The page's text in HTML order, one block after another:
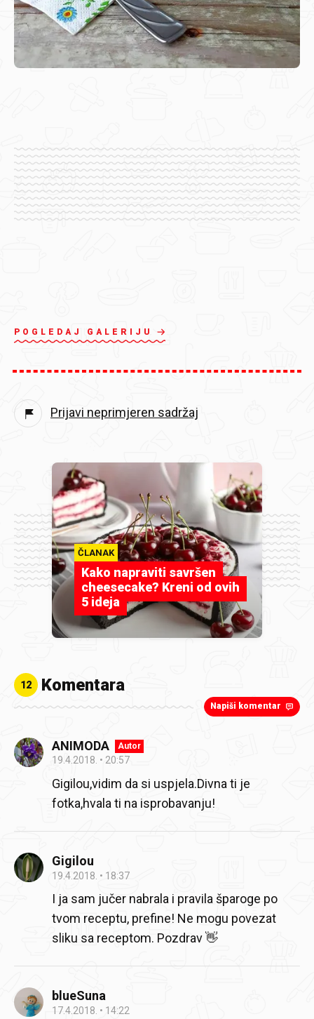
POGLEDAJ GALERIJU
Prijavi neprimjeren sadržaj
ČLANAK
Kako napraviti savršen
cheesecake? Kreni od ovih
5 ideja
12 Komentara
Napiši komentar
ANIMODA Autor
19.4.2018. 20:57
Gigilou,vidim da si uspjela.Divna ti je
fotka,hvala ti na isprobavanju!
Gigilou
19.4.2018. 18:37
I ja sam jučer nabrala i pravila šparoge po
tvom receptu, prefine! Ne mogu povezat
sliku sa receptom. Pozdrav 👋
blueSuna
17.4.2018. 14:22